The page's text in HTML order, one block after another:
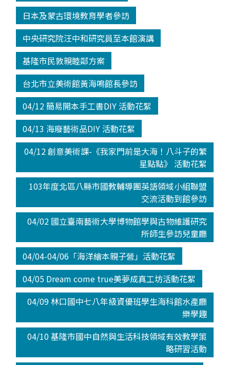
日本及蒙古環境教育學者參訪
中央研究院汪中和研究員至本館演講
基隆市民敦親睦鄰方案
台北市立美術館黃海鳴館長參訪
04/12 簡易開本手工書DIY 活動花絮
04/13 海廢藝術品DIY 活動花絮
04/12 創意美術課-《我家門前是大海！八斗子的繁
星點點》 活動花絮
103年度北區八縣市國教輔導團英語領域小組聯盟
交流活動到館參訪
04/02 國立臺南藝術大學博物館學與古物維護研究
所師生參訪兒童廳
04/04-04/06「海洋繪本親子營」活動花絮
04/05 Dream come true美夢成真工坊活動花絮
04/09 林口國中七八年級資優班學生海科館水產廳
樂學趣
04/10 基隆市國中自然與生活科技領域有效教學策
略研習活動